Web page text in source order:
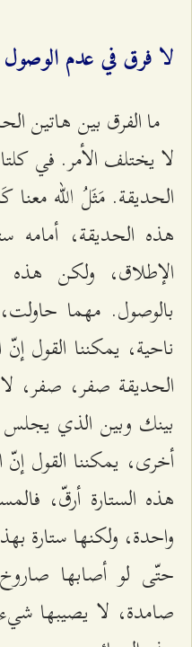
لا فرق في عدم الوصول
ما الفرق بين هاتين
لا يختلف الأمر. في
الحديقة. مَثَلُ الله
هذه الحديقة، أمامه
الإطلاق، ولكن هذه
بالوصول. مهما
ناحية، يمكننا القول
الحديقة صفر، صفر،
بينك وبين الذي
أخرى، يمكننا القول
هذه الستارة أرقّ،
واحدة، ولكنها ستارة
حتّى لو أصابها
صامدة، لا يصيبها